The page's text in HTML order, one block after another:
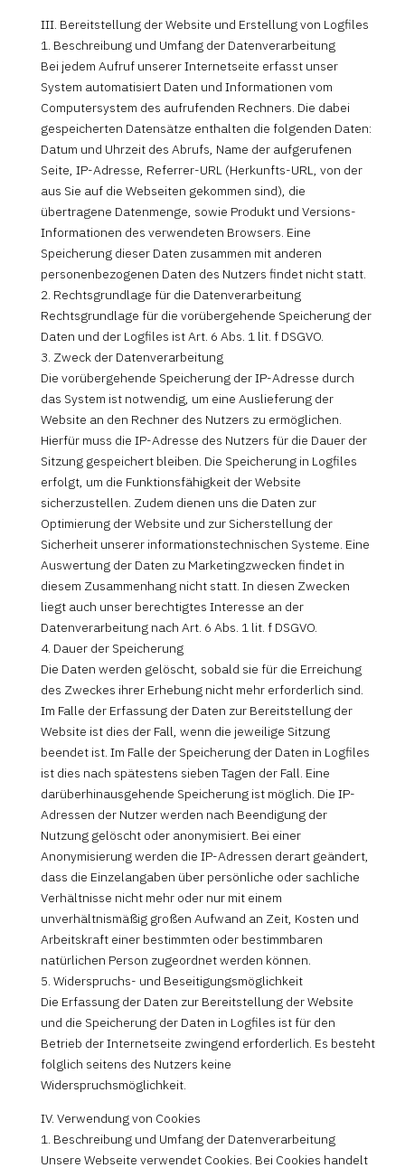
III. Bereitstellung der Website und Erstellung von Logfiles
1. Beschreibung und Umfang der Datenverarbeitung
Bei jedem Aufruf unserer Internetseite erfasst unser
System automatisiert Daten und Informationen vom
Computersystem des aufrufenden Rechners. Die dabei
gespeicherten Datensätze enthalten die folgenden Daten:
Datum und Uhrzeit des Abrufs, Name der aufgerufenen
Seite, IP-Adresse, Referrer-URL (Herkunfts-URL, von der
aus Sie auf die Webseiten gekommen sind), die
übertragene Datenmenge, sowie Produkt und Versions-
Informationen des verwendeten Browsers. Eine
Speicherung dieser Daten zusammen mit anderen
personenbezogenen Daten des Nutzers findet nicht statt.
2. Rechtsgrundlage für die Datenverarbeitung
Rechtsgrundlage für die vorübergehende Speicherung der
Daten und der Logfiles ist Art. 6 Abs. 1 lit. f DSGVO.
3. Zweck der Datenverarbeitung
Die vorübergehende Speicherung der IP-Adresse durch
das System ist notwendig, um eine Auslieferung der
Website an den Rechner des Nutzers zu ermöglichen.
Hierfür muss die IP-Adresse des Nutzers für die Dauer der
Sitzung gespeichert bleiben. Die Speicherung in Logfiles
erfolgt, um die Funktionsfähigkeit der Website
sicherzustellen. Zudem dienen uns die Daten zur
Optimierung der Website und zur Sicherstellung der
Sicherheit unserer informationstechnischen Systeme. Eine
Auswertung der Daten zu Marketingzwecken findet in
diesem Zusammenhang nicht statt. In diesen Zwecken
liegt auch unser berechtigtes Interesse an der
Datenverarbeitung nach Art. 6 Abs. 1 lit. f DSGVO.
4. Dauer der Speicherung
Die Daten werden gelöscht, sobald sie für die Erreichung
des Zweckes ihrer Erhebung nicht mehr erforderlich sind.
Im Falle der Erfassung der Daten zur Bereitstellung der
Website ist dies der Fall, wenn die jeweilige Sitzung
beendet ist. Im Falle der Speicherung der Daten in Logfiles
ist dies nach spätestens sieben Tagen der Fall. Eine
darüberhinausgehende Speicherung ist möglich. Die IP-
Adressen der Nutzer werden nach Beendigung der
Nutzung gelöscht oder anonymisiert. Bei einer
Anonymisierung werden die IP-Adressen derart geändert,
dass die Einzelangaben über persönliche oder sachliche
Verhältnisse nicht mehr oder nur mit einem
unverhältnismäßig großen Aufwand an Zeit, Kosten und
Arbeitskraft einer bestimmten oder bestimmbaren
natürlichen Person zugeordnet werden können.
5. Widerspruchs- und Beseitigungsmöglichkeit
Die Erfassung der Daten zur Bereitstellung der Website
und die Speicherung der Daten in Logfiles ist für den
Betrieb der Internetseite zwingend erforderlich. Es besteht
folglich seitens des Nutzers keine
Widerspruchsmöglichkeit.
IV. Verwendung von Cookies
1. Beschreibung und Umfang der Datenverarbeitung
Unsere Webseite verwendet Cookies. Bei Cookies handelt